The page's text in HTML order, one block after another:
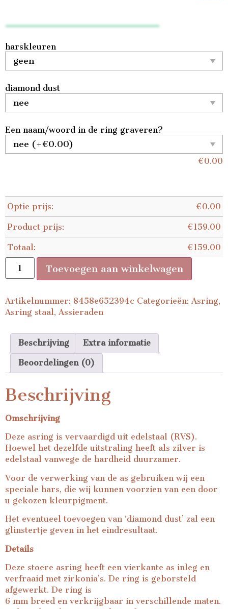
harskleuren
diamond dust
Een naam/woord in de ring graveren?
€0.00
Optie prijs: €0.00
Product prijs: €159.00
Totaal: €159.00
Toevoegen aan winkelwagen
Artikelnummer: 8458e652394c Categorieën: Asring,
Asring staal , Assieraden
Beschrijving Extra informatie
Beoordelingen (0)
Beschrijving
Omschrijving
Deze asring is vervaardigd uit edelstaal (RVS).
Hoewel het dezelfde uitstraling heeft als zilver is
edelstaal vanwege de hardheid duurzamer.
Voor de verwerking van de as gebruiken wij een
speciale hars, die wij kunnen voorzien van een door
u gekozen kleurpigment.
Het eventueel toevoegen van ‘diamond dust’ zal een
glinstertje geven in het eindresultaat.
Details
Deze stoere asring heeft een vierkante as inleg en
verfraaid met zirkonia’s. De ring is geborsteld
afgewerkt. De ring is
6 mm breed en verkrijgbaar in verschillende maten.